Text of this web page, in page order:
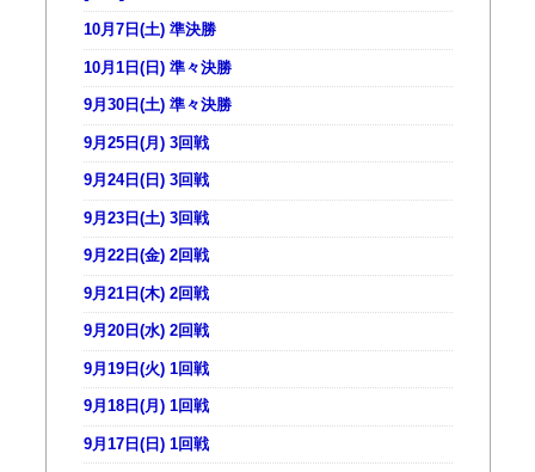
10月7日(土) 準決勝
10月1日(日) 準々決勝
9月30日(土) 準々決勝
9月25日(月) 3回戦
9月24日(日) 3回戦
9月23日(土) 3回戦
9月22日(金) 2回戦
9月21日(木) 2回戦
9月20日(水) 2回戦
9月19日(火) 1回戦
9月18日(月) 1回戦
9月17日(日) 1回戦